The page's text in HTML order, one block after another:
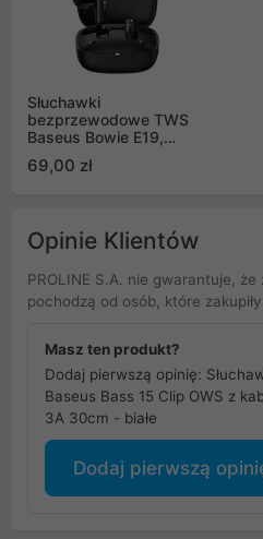
Słuchawki
bezprzewodowe TWS
Baseus Bowie E19,
Bluetooth 5.3 - czarne
69,00 zł
Opinie Klientów
PROLINE S.A. nie gwarantuje,
pochodzą od osób, które
Masz ten produkt?
Dodaj pierwszą opinię:
Baseus Bass 15 Clip OWS z
3A 30cm - białe
Dodaj pierwszą